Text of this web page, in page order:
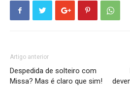
Artigo anterior
Despedida de solteiro com
Missa? Mas é claro que sim!